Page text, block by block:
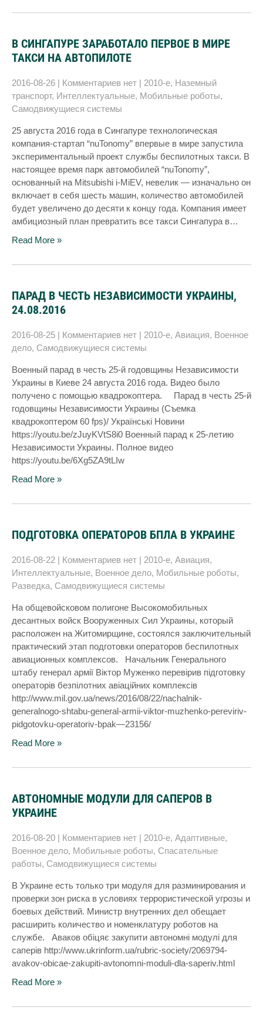
В СИНГАПУРЕ ЗАРАБОТАЛО ПЕРВОЕ В МИРЕ
ТАКСИ НА АВТОПИЛОТЕ
2016-08-26 | Комментариев нет | 2010-е, Наземный
транспорт, Интеллектуальные, Мобильные роботы,
Самодвижущиеся системы
25 августа 2016 года в Сингапуре технологическая
компания-стартап “nuTonomy” впервые в мире запустила
экспериментальный проект службы беспилотных такси. В
настоящее время парк автомобилей “nuTonomy”,
основанный на Mitsubishi i-MiEV, невелик — изначально он
включает в себя шесть машин, количество автомобилей
будет увеличено до десяти к концу года. Компания имеет
амбициозный план превратить все такси Сингапура в…
Read More »
ПАРАД В ЧЕСТЬ НЕЗАВИСИМОСТИ УКРАИНЫ,
24.08.2016
2016-08-25 | Комментариев нет | 2010-е, Авиация, Военное
дело, Самодвижущиеся системы
Военный парад в честь 25-й годовщины Независимости
Украины в Киеве 24 августа 2016 года. Видео было
получено с помощью квадрокоптера. Парад в честь 25-й
годовщины Независимости Украины (Съемка
квадрокоптером 60 fps)/ Українські Новини
https://youtu.be/zJuyKVtS8i0 Военный парад к 25-летию
Независимости Украины. Полное видео
https://youtu.be/6Xg5ZA9tLIw
Read More »
ПОДГОТОВКА ОПЕРАТОРОВ БПЛА В УКРАИНЕ
2016-08-22 | Комментариев нет | 2010-е, Авиация,
Интеллектуальные, Военное дело, Мобильные роботы,
Разведка, Самодвижущиеся системы
На общевойсковом полигоне Высокомобильных
десантных войск Вооруженных Сил Украины, который
расположен на Житомирщине, состоялся заключительный
практический этап подготовки операторов беспилотных
авиационных комплексов. Начальник Генерального
штабу генерал армії Віктор Муженко перевірив підготовку
операторів безпілотних авіаційних комплексів
http://www.mil.gov.ua/news/2016/08/22/nachalnik-
generalnogo-shtabu-general-armii-viktor-muzhenko-pereviriv-
pidgotovku-operatoriv-bpak—23156/
Read More »
АВТОНОМНЫЕ МОДУЛИ ДЛЯ САПЕРОВ В
УКРАИНЕ
2016-08-20 | Комментариев нет | 2010-е, Адаптивные,
Военное дело, Мобильные роботы, Спасательные
работы, Самодвижущиеся системы
В Украине есть только три модуля для разминирования и
проверки зон риска в условиях террористической угрозы и
боевых действий. Министр внутренних дел обещает
расширить количество и номенклатуру роботов на
службе. Аваков обіцяє закупити автономні модулі для
саперів http://www.ukrinform.ua/rubric-society/2069794-
avakov-obicae-zakupiti-avtonomni-moduli-dla-saperiv.html
Read More »